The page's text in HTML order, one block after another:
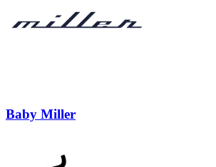
Baby Miller